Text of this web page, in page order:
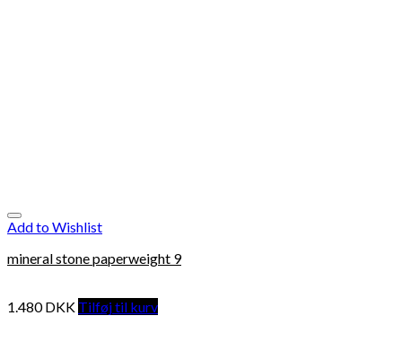
Add to Wishlist
mineral stone paperweight 9
1.480DKK Tilføj til kurv